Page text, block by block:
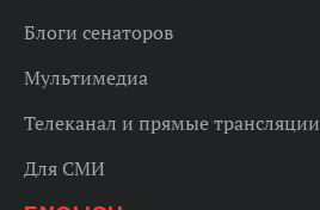
Блоги сенаторов
Мультимедиа
Телеканал и прямые трансляции
Для СМИ